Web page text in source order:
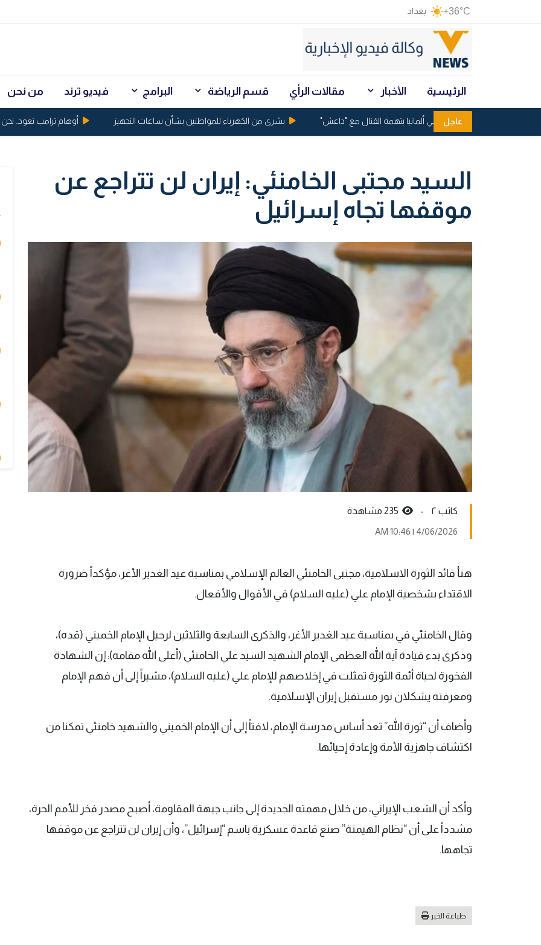
+36°C بغداد
الرئيسية الأخبار مقالات الرأي قسم الرياضة البرامج فيديو ترند من نحن
عاجل
اعتقال عراقيين في ألمانيا بتهمة القتال مع "داعش" بشرى من الكهرباء للمواطنين بشأن ساعات التجهيز أوهام ترامب تعود.. نحن
السيد مجتبى الخامنئي: إيران لن تتراجع عن
موقفها تجاه إسرائيل
کاتب ٢ -
4/06/2026 | 10:46 AM
هنأ قائد الثورة الاسلامية، مجتبى الخامنئي العالم الإسلامي بمناسبة عيد الغدير الأغر، مؤكداً ضرورة
الاقتداء بشخصية الإمام علي (عليه السلام) في الأقوال والأفعال.
وقال الخامنئي في بمناسبة عيد الغدير الأغر، والذكرى السابعة والثلاثين لرحيل الإمام الخميني (قده)،
وذكرى بدء قيادة آية الله العظمى الإمام الشهيد السيد علي الخامنئي (أعلى الله مقامه): إن الشهادة
الفخورة لحياة أئمة الثورة تمثلت في إخلاصهم للإمام علي (عليه السلام)، مشيراً إلى أن فهم الإمام
ومعرفته يشكلان نور مستقبل إيران الإسلامية.
وأضاف أن “ثورة الله” تعد أساس مدرسة الإمام، لافتاً إلى أن الإمام الخميني والشهيد خامنئي تمكنا من
اكتشاف جاهزية الأمة وإعادة إحيائها.
وأكد أن الشعب الإيراني، من خلال مهمته الجديدة إلى جانب جبهة المقاومة، أصبح مصدر فخر للأمم الحرة،
مشدداً على أن “نظام الهيمنة” صنع قاعدة عسكرية باسم “إسرائيل”، وأن إيران لن تتراجع عن موقفها
تجاهها.
طباعة الخبر